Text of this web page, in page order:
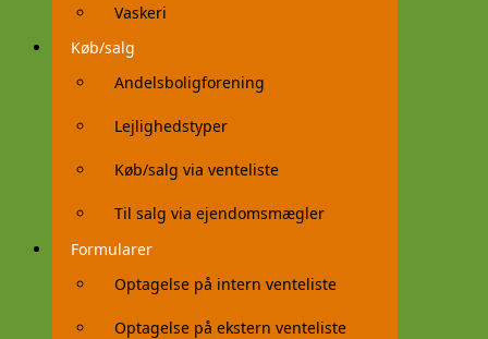
Vaskeri
Køb/salg
Andelsboligforening
Lejlighedstyper
Køb/salg via venteliste
Til salg via ejendomsmægler
Formularer
Optagelse på intern venteliste
Optagelse på ekstern venteliste